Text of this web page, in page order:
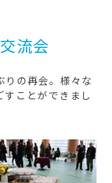
流会
の再会。様々な
すことができまし